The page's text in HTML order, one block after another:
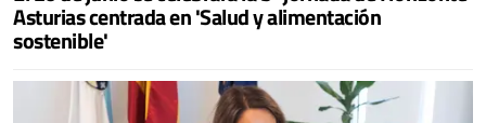
Asturias centrada en 'Salud y alimentación
sostenible'